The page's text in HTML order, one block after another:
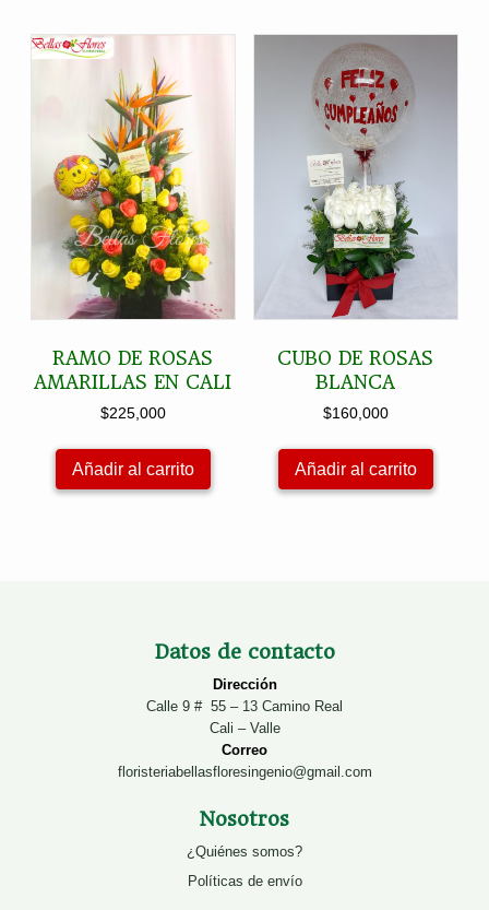
RAMO DE ROSAS
AMARILLAS EN CALI
$225,000
Añadir al carrito
CUBO DE ROSAS
BLANCA
$160,000
Añadir al carrito
Datos de contacto
Dirección
Calle 9 # 55 – 13 Camino Real
Cali – Valle
Correo
floristeriabellasfloresingenio@gmail.com
Nosotros
¿Quiénes somos?
Políticas de envío